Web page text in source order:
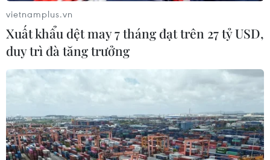
TIN LIÊN QUAN
vietnamplus.vn
Xuất khẩu dệt may 7 tháng đạt trên 27 tỷ USD,
duy trì đà tăng trưởng